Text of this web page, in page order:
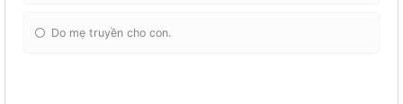
Do mẹ truyền cho con.